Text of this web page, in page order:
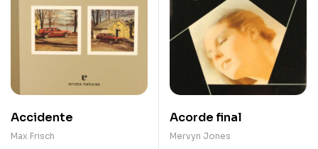
Accidente
Max Frisch
Acorde final
Mervyn Jones